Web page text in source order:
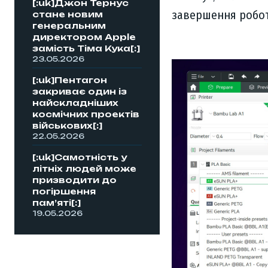
[:uk]Джон Тернус
стане новим
генеральним
директором Apple
замість Тіма Кука[:]
23.05.2026
[:uk]Пентагон
закриває один із
найскладніших
космічних проектів
військових[:]
22.05.2026
[:uk]Самотність у
літніх людей може
призводити до
погіршення
пам’яті[:]
19.05.2026
завершення